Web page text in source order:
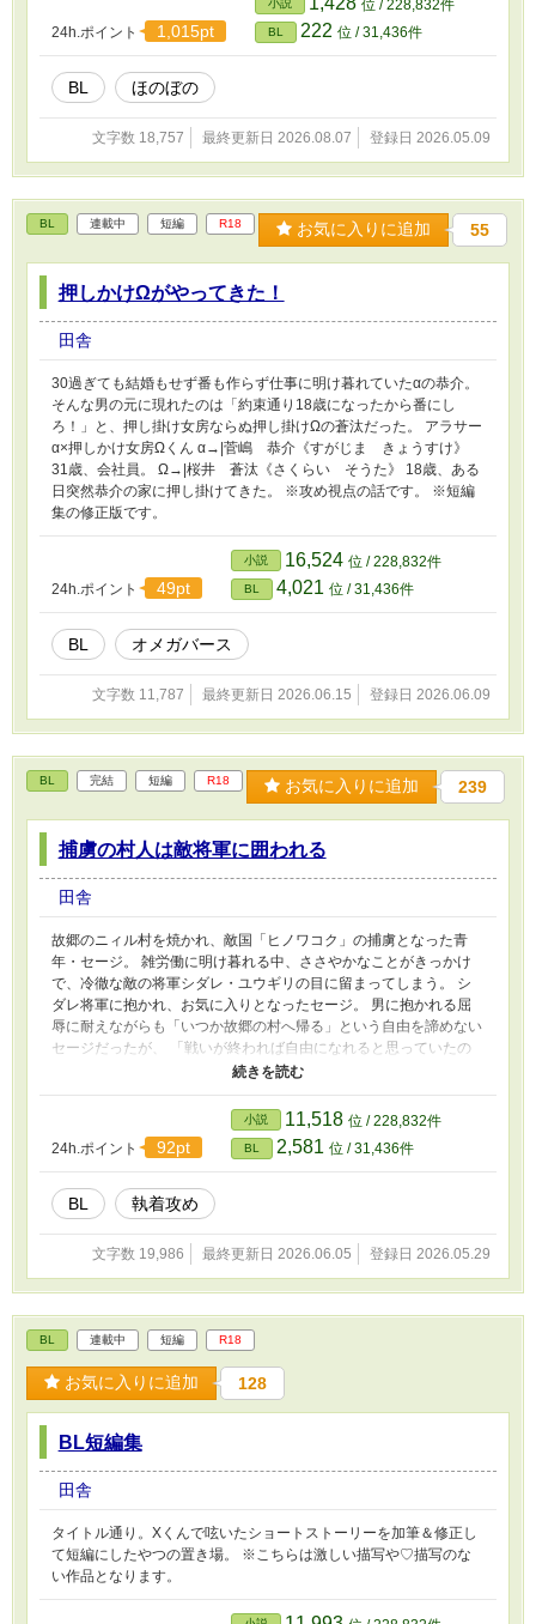
24h.ポイント 1,015pt
位 / 228,832件
BL 222 位 / 31,436件
BL ほのぼの
文字数 18,757 最終更新日 2026.08.07 登録日 2026.05.09
BL 連載中 短編 R18 お気に入りに追加 55
押しかけΩがやってきた！
田舎
30過ぎても結婚もせず番も作らず仕事に明け暮れていたαの恭介。
そんな男の元に現れたのは「約束通り18歳になったから番にし
ろ！」と、押し掛け女房ならぬ押し掛けΩの蒼汰だった。 アラサー
α×押しかけ女房Ωくん α→|菅嶋 恭介《すがじま きょうすけ》
31歳、会社員。 Ω→|桜井 蒼汰《さくらい そうた》 18歳、ある
日突然恭介の家に押し掛けてきた。 ※攻め視点の話です。 ※短編
集の修正版です。
24h.ポイント 49pt
小説 16,524 位 / 228,832件
BL 4,021 位 / 31,436件
BL オメガバース
文字数 11,787 最終更新日 2026.06.15 登録日 2026.06.09
BL 完結 短編 R18 お気に入りに追加 239
捕虜の村人は敵将軍に囲われる
田舎
故郷のニィル村を焼かれ、敵国「ヒノワコク」の捕虜となった青
年・セージ。 雑労働に明け暮れる中、ささやかなことがきっかけ
で、冷徹な敵の将軍シダレ・ユウギリの目に留まってしまう。 シ
ダレ将軍に抱かれ、お気に入りとなったセージ。 男に抱かれる屈
辱に耐えながらも「いつか故郷の村へ帰る」という自由を諦めない
セージだったが、 「戦いが終われば自由になれると思っていたの
か？」 「……っ」 「かわいい奴だな。お前だけは連れ帰る」 男の
いたぷちポスノベの改稿になります) 攻め：シダレ・ユウギリ 受
24h.ポイント
92pt
小説 11,518 位 / 228,832件
BL 2,581 位 / 31,436件
BL 執着攻め
文字数 19,986 最終更新日 2026.06.05 登録日 2026.05.29
BL 連載中 短編 R18
お気に入りに追加 128
BL短編集
田舎
タイトル通り。Xくんで呟いたショートストーリーを加筆＆修正し
て短編にしたやつの置き場。 ※こちらは激しい描写や♡描写のな
い作品となります。